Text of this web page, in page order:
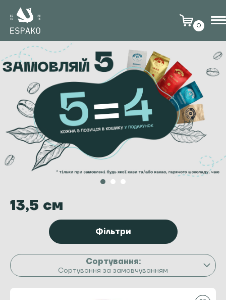
0
13,5 см
Фільтри
Сортування за замовчуванням